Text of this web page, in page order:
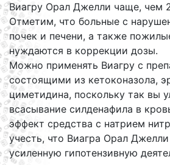
Виагру Орал Джелли чаще, чем
Отметим, что больные с
почек и печени, а также
нуждаются в коррекции дозы.
Можно применять Виагру с
состоящими из кетоконазола,
циметидина, поскольку так вы
всасывание силденафила в
эффект средства с натрием
учесть, что Виагра Орал
усиленную гипотензивную